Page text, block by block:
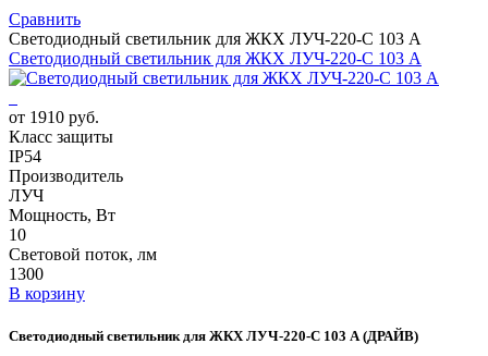
Сравнить
Светодиодный светильник для ЖКХ ЛУЧ-220-С 103 А
Светодиодный светильник для ЖКХ ЛУЧ-220-С 103 А
от 1910 руб.
Класс защиты
IP54
Производитель
ЛУЧ
Мощность, Вт
10
Световой поток, лм
1300
В корзину
Светодиодный светильник для ЖКХ ЛУЧ-220-С 103 А (ДРАЙВ)